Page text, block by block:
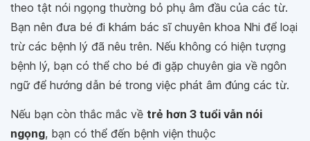
theo tật nói ngọng thường bỏ phụ âm đầu của các từ.
Bạn nên đưa bé đi khám bác sĩ chuyên khoa Nhi để loại
trừ các bệnh lý đã nêu trên. Nếu không có hiện tượng
bệnh lý, bạn có thể cho bé đi gặp chuyên gia về ngôn
ngữ để hướng dẫn bé trong việc phát âm đúng các từ.
Nếu bạn còn thắc mắc về trẻ hơn 3 tuổi vẫn nói
ngọng, bạn có thể đến bệnh viện thuộc